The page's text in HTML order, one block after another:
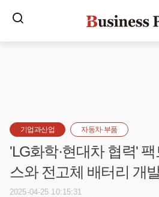
기업과산업 자동차·부품
'LG화학·현대차 협력'
스와 전고체 배터리 개
2025-04-25 10:15:31